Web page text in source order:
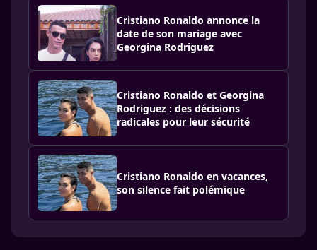
Cristiano Ronaldo annonce la
date de son mariage avec
Georgina Rodriguez
Cristiano Ronaldo et Georgina
Rodriguez : des décisions
radicales pour leur sécurité
Cristiano Ronaldo en vacances,
son silence fait polémique